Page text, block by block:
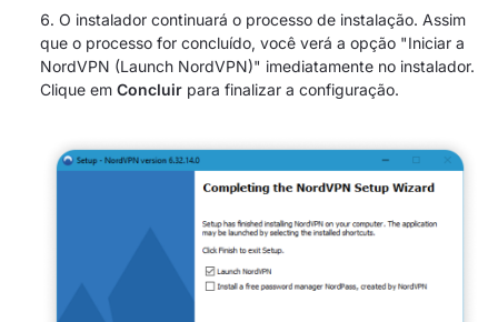
O instalador continuará o processo de instalação. Assim
que o processo for concluído, você verá a opção "Iniciar a
NordVPN (Launch NordVPN)" imediatamente no instalador.
Clique em Concluir para finalizar a configuração.